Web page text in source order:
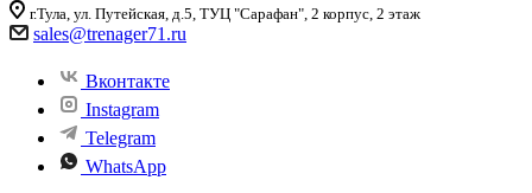
г.Тула, ул. Путейская, д.5, ТУЦ "Сарафан", 2 корпус, 2 этаж
sales@trenager71.ru
Вконтакте
Instagram
Telegram
WhatsApp